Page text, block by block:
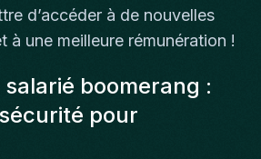
d’accéder à de nouvelles
à une meilleure rémunération !
boomerang :
pour